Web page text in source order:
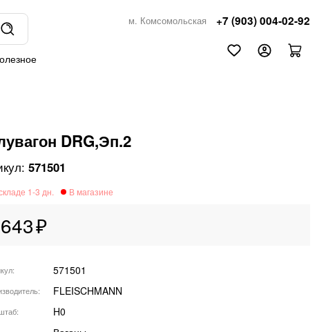
м. Комсомольская +7 (903) 004-02-92
DRG,Эп.2
571501
571501
FLEISCHMANN
H0